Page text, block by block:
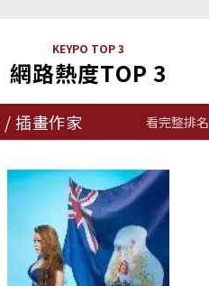
KEYPO TOP 3
網路熱度TOP 3
/插畫作家 看完整排名